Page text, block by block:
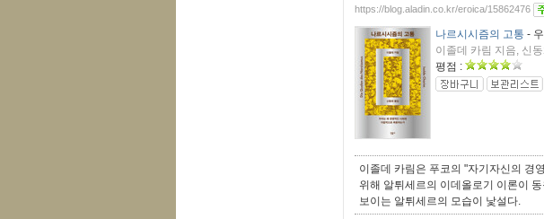
https://blog.aladin.co.kr/eroica/15862476
나르시시즘의 고통 -
이졸데 카림 지음, 신
평점 :
이졸데 카림은 푸코의 "자기자신의 경
위해 알튀세르의 이데올로기 이론이
보이는 알튀세르의 모습이 낯설다.